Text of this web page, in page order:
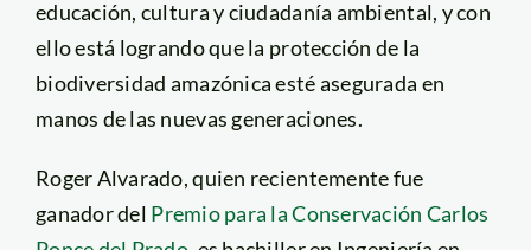
educación, cultura y ciudadanía ambiental, y con
ello está logrando que la protección de la
biodiversidad amazónica esté asegurada en
manos de las nuevas generaciones.
Roger Alvarado, quien recientemente fue
ganador del Premio para la Conservación Carlos